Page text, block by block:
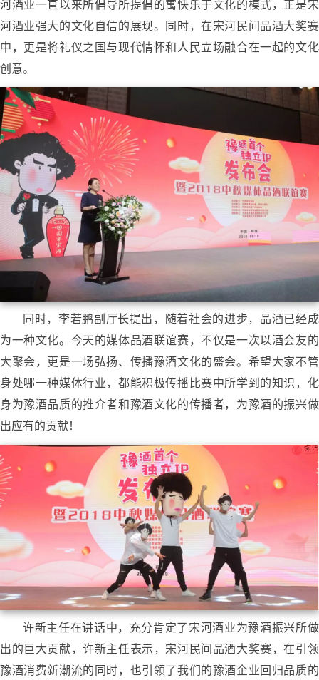
河酒业一直以来所倡导所提倡的寓快乐于文化的模式，正是宋
河酒业强大的文化自信的展现。同时，在宋河民间品酒大奖赛
中，更是将礼仪之国与现代情怀和人民立场融合在一起的文化
创意。
同时，李若鹏副厅长提出，随着社会的进步，品酒已经成
为一种文化。今天的媒体品酒联谊赛，不仅是一次以酒会友的
大聚会，更是一场弘扬、传播豫酒文化的盛会。希望大家不管
身处哪一种媒体行业，都能积极传播比赛中所学到的知识，化
身为豫酒品质的推介者和豫酒文化的传播者，为豫酒的振兴做
出应有的贡献！
许新主任在讲话中，充分肯定了宋河酒业为豫酒振兴所做
出的巨大贡献，许新主任表示，宋河民间品酒大奖赛，在引领
豫酒消费新潮流的同时，也引领了我们的豫酒企业回归品质的